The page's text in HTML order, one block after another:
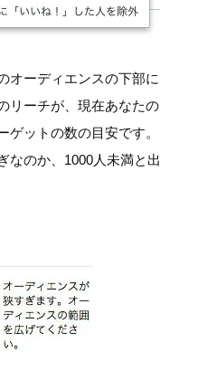
オーディエンスの下部に
リーチが、現在あなたの
ットの数の目安です。
なのか、1000人未満と出